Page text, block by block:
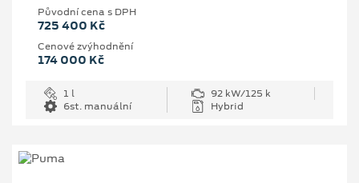
Původní cena s DPH
725 400 Kč
Cenové zvýhodnění
174 000 Kč
1 l
92 kW/125 k
6st. manuální
Hybrid